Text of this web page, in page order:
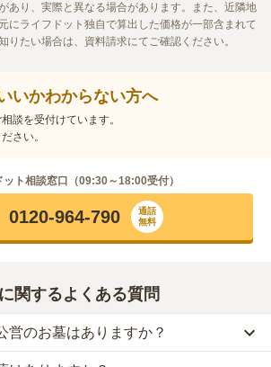
あり、実際と異なる場合があります。また、近隣地
にライフドット独自で算出した価格が一部含まれて
りたい場合は、資料請求にてご確認ください。
いかわからない方へ
談を受付けています。
さい。
ット相談窓口（09:30～18:00受付）
0120-964-790
通話
無料
関するよくある質問
営のお墓はありますか？